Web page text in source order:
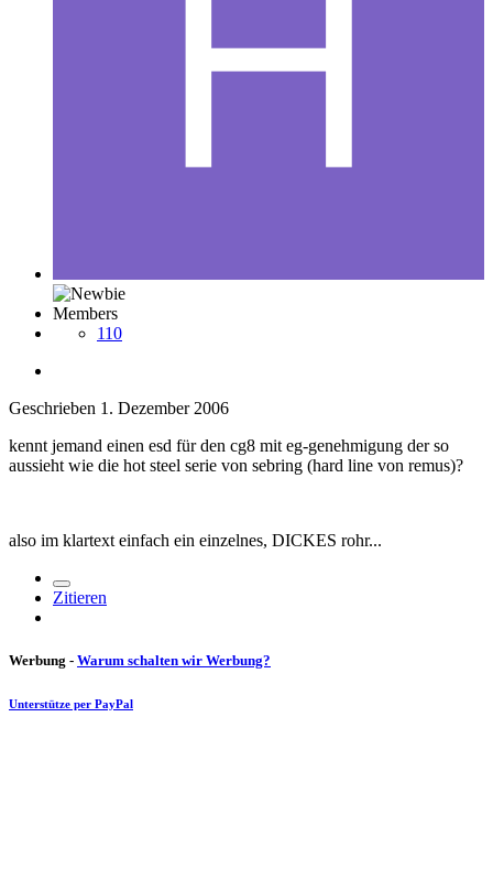
Members
110
Geschrieben 1. Dezember 2006
kennt jemand einen esd für den cg8 mit eg-genehmigung der so
aussieht wie die hot steel serie von sebring (hard line von remus)?
also im klartext einfach ein einzelnes, DICKES rohr...
Zitieren
Werbung - Warum schalten wir Werbung?
Unterstütze per PayPal